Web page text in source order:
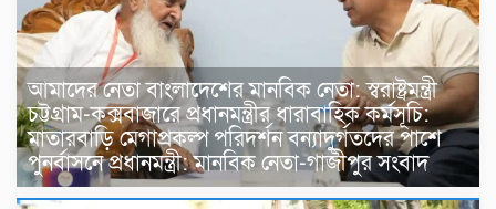
আমাদের নেতা বাংলাদেশের মানবিক নেতা: স্বরাষ্ট্রমন্ত্রী
চট্টগ্রাম-কক্সবাজারে প্রধানমন্ত্রীর ধারাবাহিক কর্মসূচি:
মাতারবাড়ি মেগাপ্রকল্প পরিদর্শন বন্যাদুর্গতদের পাশে
পুনর্বাসনে প্রধানমন্ত্রী: মানবিক নেতা-গাজীপুর সংবাদ